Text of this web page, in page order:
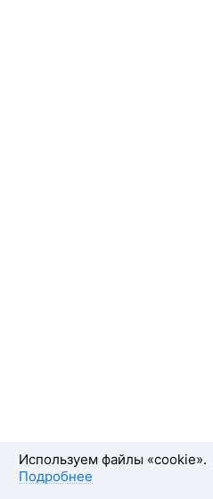
Используем файлы «cookie».
Подробнее